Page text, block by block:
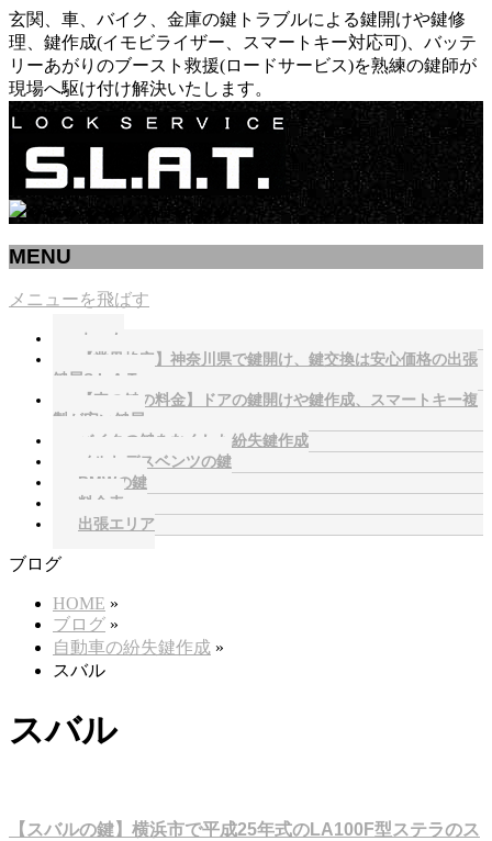
玄関、車、バイク、金庫の鍵トラブルによる鍵開けや鍵修
理、鍵作成(イモビライザー、スマートキー対応可)、バッテ
リーあがりのブースト救援(ロードサービス)を熟練の鍵師が
現場へ駆け付け解決いたします。
MENU
メニューを飛ばす
ホーム
【業界格安】神奈川県で鍵開け、鍵交換は安心価格の出張
鍵屋S.L.A.T.へ
【車の鍵の料金】ドアの鍵開けや鍵作成、スマートキー複
製が安い鍵屋
バイクの鍵をなくした紛失鍵作成
メルセデスベンツの鍵
BMWの鍵
料金表
出張エリア
ブログ
HOME »
ブログ »
自動車の紛失鍵作成 »
スバル
スバル
【スバルの鍵】横浜市で平成25年式のLA100F型ステラのス